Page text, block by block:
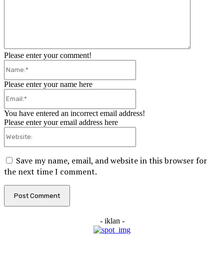
Please enter your comment!
Please enter your name here
You have entered an incorrect email address!
Please enter your email address here
Save my name, email, and website in this browser for
the next time I comment.
- iklan -